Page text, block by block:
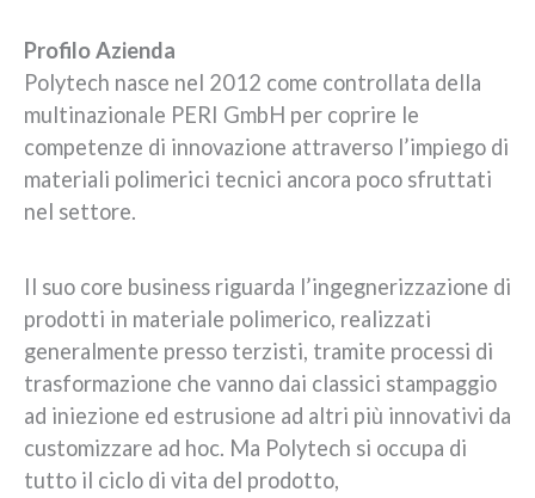
Profilo Azienda
Polytech nasce nel 2012 come controllata della
multinazionale PERI GmbH per coprire le
competenze di innovazione attraverso l’impiego di
materiali polimerici tecnici ancora poco sfruttati
nel settore.
Il suo core business riguarda l’ingegnerizzazione di
prodotti in materiale polimerico, realizzati
generalmente presso terzisti, tramite processi di
trasformazione che vanno dai classici stampaggio
ad iniezione ed estrusione ad altri più innovativi da
customizzare ad hoc. Ma Polytech si occupa di
tutto il ciclo di vita del prodotto,